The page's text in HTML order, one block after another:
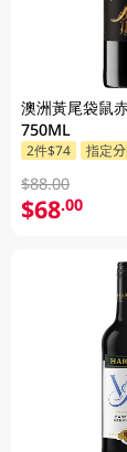
澳洲黃尾袋鼠
750ML
2件$74 指定
$88.00
$68.00